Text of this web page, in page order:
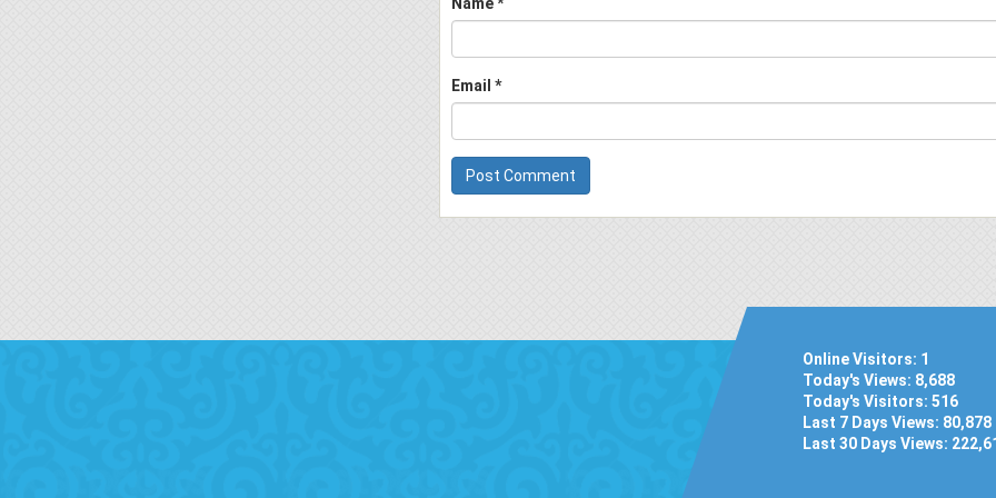
Email *
Online Visitors: 1
Today's Views: 8,688
Today's Visitors: 516
Last 7 Days Views: 80,878
Last 30 Days Views: